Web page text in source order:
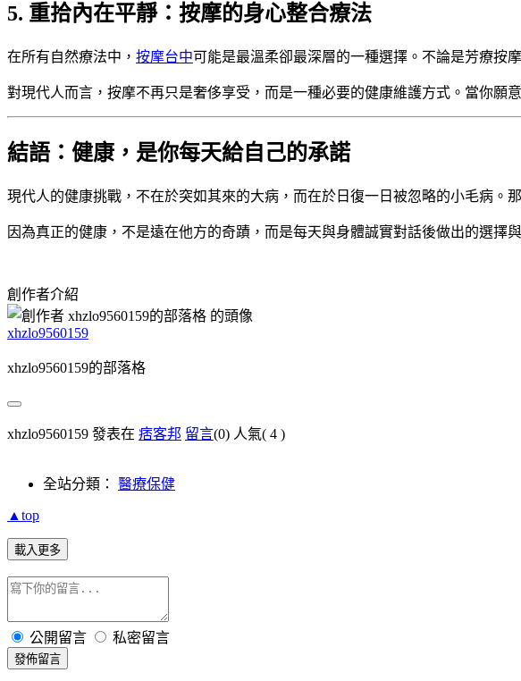
5. 重拾內在平靜：按摩的身心整合療法
在所有自然療法中， 按摩台中可能是最溫柔卻最深層的一種選擇。不論是芳療按
對現代人而言，按摩不再只是奢侈享受，而是一種必要的健康維護方式。當你願
結語：健康，是你每天給自己的承諾
現代人的健康挑戰，不在於突如其來的大病，而在於日復一日被忽略的小毛病。
因為真正的健康，不是遠在他方的奇蹟，而是每天與身體誠實對話後做出的選擇
創作者介紹
xhzlo9560159
xhzlo9560159的部落格
xhzlo9560159 發表在 痞客邦 留言(0) 人氣( 4 )
全站分類： 醫療保健
▲top
載入更多
公開留言 私密留言
發佈留言